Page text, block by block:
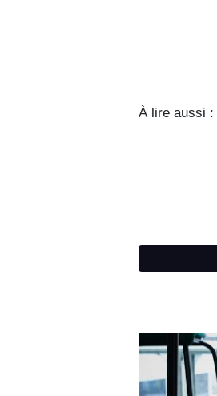
À lire aussi :